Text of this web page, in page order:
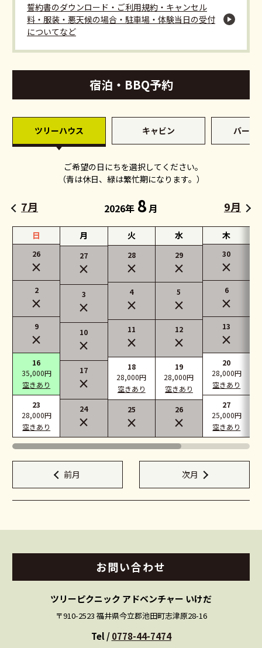
誓約書のダウンロード・ご利用規約・キャンセル
料・服装・悪天候の場合・駐車場・体験当日の受付
についてなど
宿泊・BBQ予約
ツリーハウス キャビン バーベ
ご希望の日にちを選択してください。
（青は休日、緑は繁忙期になります。）
2026年 8月
7月 9月
日
26
×
2
×
9
×
16
35,000円
空きあり
23
28,000円
空きあり
月
27
×
3
×
10
×
17
×
24
×
火
28
×
4
×
11
×
18
28,000円
空きあり
25
×
水
29
×
5
×
12
×
19
28,000円
空きあり
26
×
木
30
×
6
×
13
×
20
28,000円
空きあり
27
25,000円
空きあり
前月 次月
お問い合わせ
ツリーピクニック アドベンチャー いけだ
〒910-2523 福井県今立郡池田町志津原28-16
Tel /0778-44-7474